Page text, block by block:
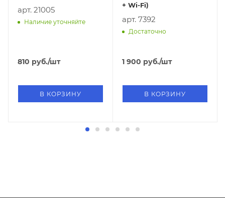
арт. 21005
Наличие уточняйте
810 руб./шт
В КОРЗИНУ
+ Wi-Fi)
арт. 7392
Достаточно
1 900 руб./шт
В КОРЗИНУ